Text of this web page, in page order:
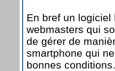
En bref un
webmasters qui
de gérer de
smartphone qui
bonnes conditions.